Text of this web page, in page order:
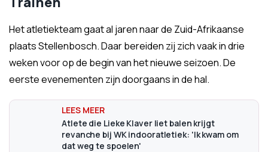
Het atletiekteam gaat al jaren naar de Zuid-Afrikaanse
plaats Stellenbosch. Daar bereiden zij zich vaak in drie
weken voor op de begin van het nieuwe seizoen. De
eerste evenementen zijn doorgaans in de hal.
Atlete die Lieke Klaver liet balen krijgt
revanche bij WK indooratletiek: 'Ik kwam om
dat weg te spoelen'